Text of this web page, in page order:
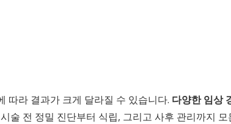
따라 결과가 크게 달라질 수 있습니다. 다양한 임상
술 전 정밀 진단부터 식립, 그리고 사후 관리까지